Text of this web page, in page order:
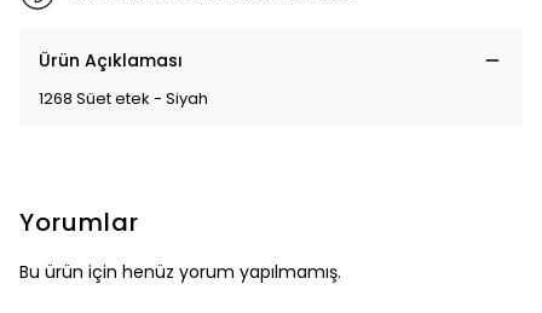
Ürün Açıklaması
1268 Süet etek - Siyah
Yorumlar
Bu ürün için henüz yorum yapılmamış.